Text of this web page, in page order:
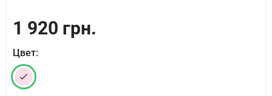
1 920 грн.
Цвет: